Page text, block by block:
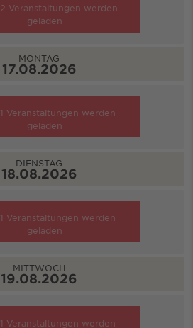
2 Veranstaltungen werden
geladen
MONTAG
17.08.2026
1 Veranstaltungen werden
geladen
DIENSTAG
18.08.2026
1 Veranstaltungen werden
geladen
MITTWOCH
19.08.2026
1 Veranstaltungen werden